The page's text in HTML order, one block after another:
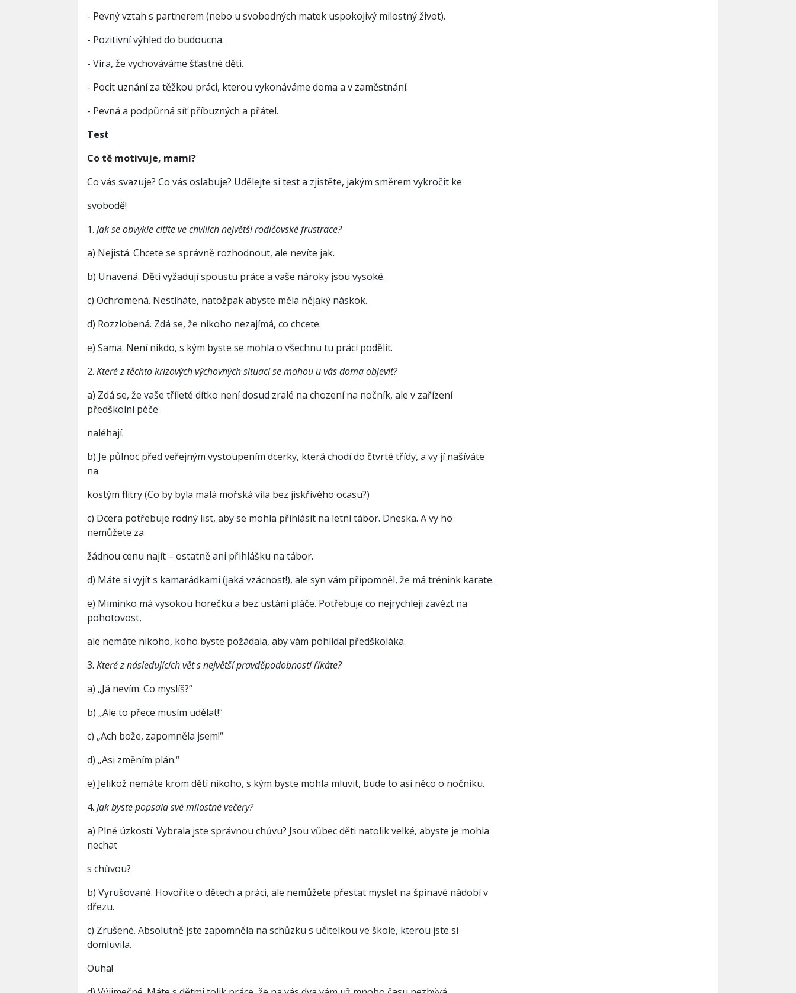
- Pevný vztah s partnerem (nebo u svobodných matek uspokojivý milostný život).
- Pozitivní výhled do budoucna.
- Víra, že vychováváme šťastné děti.
- Pocit uznání za těžkou práci, kterou vykonáváme doma a v zaměstnání.
- Pevná a podpůrná síť příbuzných a přátel.
Test
Co tě motivuje, mami?
Co vás svazuje? Co vás oslabuje? Udělejte si test a zjistěte, jakým směrem vykročit ke
svobodě!
1. Jak se obvykle cítíte ve chvílích největší rodičovské frustrace?
a) Nejistá. Chcete se správně rozhodnout, ale nevíte jak.
b) Unavená. Děti vyžadují spoustu práce a vaše nároky jsou vysoké.
c) Ochromená. Nestíháte, natožpak abyste měla nějaký náskok.
d) Rozzlobená. Zdá se, že nikoho nezajímá, co chcete.
e) Sama. Není nikdo, s kým byste se mohla o všechnu tu práci podělit.
2. Které z těchto krizových výchovných situací se mohou u vás doma objevit?
a) Zdá se, že vaše tříleté dítko není dosud zralé na chození na nočník, ale v zařízení
předškolní péče
naléhají.
b) Je půlnoc před veřejným vystoupením dcerky, která chodí do čtvrté třídy, a vy jí našíváte
na
kostým flitry (Co by byla malá mořská víla bez jiskřivého ocasu?)
c) Dcera potřebuje rodný list, aby se mohla přihlásit na letní tábor. Dneska. A vy ho
nemůžete za
žádnou cenu najít – ostatně ani přihlášku na tábor.
d) Máte si vyjít s kamarádkami (jaká vzácnost!), ale syn vám připomněl, že má trénink karate.
e) Miminko má vysokou horečku a bez ustání pláče. Potřebuje co nejrychleji zavézt na
pohotovost,
ale nemáte nikoho, koho byste požádala, aby vám pohlídal předškoláka.
3. Které z následujících vět s největší pravděpodobností říkáte?
a) „Já nevím. Co myslíš?“
b) „Ale to přece musím udělat!“
c) „Ach bože, zapomněla jsem!“
d) „Asi změním plán.“
e) Jelikož nemáte krom dětí nikoho, s kým byste mohla mluvit, bude to asi něco o nočníku.
4. Jak byste popsala své milostné večery?
a) Plné úzkostí. Vybrala jste správnou chůvu? Jsou vůbec děti natolik velké, abyste je mohla
nechat
s chůvou?
b) Vyrušované. Hovoříte o dětech a práci, ale nemůžete přestat myslet na špinavé nádobí v
dřezu.
c) Zrušené. Absolutně jste zapomněla na schůzku s učitelkou ve škole, kterou jste si
domluvila.
Ouha!